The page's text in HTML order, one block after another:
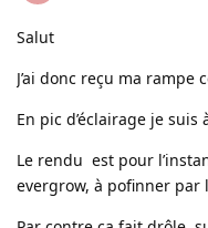
Salut
J’ai donc reçu ma rampe
En pic d’éclairage je
Le rendu est pour
evergrow, à pofinner par